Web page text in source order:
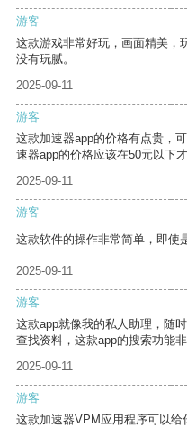
游客
这款游戏非常好玩，画面精美，
没有玩腻。
2025-09-11
游客
这款加速器app的价格有点贵，
速器app的价格应该在50元以下才
2025-09-11
游客
这款软件的操作非常简单，即使
2025-09-11
游客
这款app就像我的私人助理，随
查找资料，这款app的搜索功能
2025-09-11
游客
这款加速器VPM应用程序可以